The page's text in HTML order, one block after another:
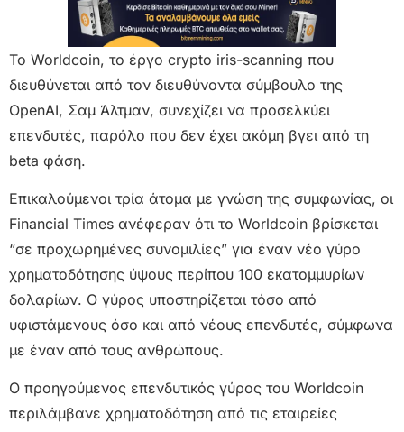
Το Worldcoin, το έργο crypto iris-scanning που
διευθύνεται από τον διευθύνοντα σύμβουλο της
OpenAI, Σαμ Άλτμαν, συνεχίζει να προσελκύει
επενδυτές, παρόλο που δεν έχει ακόμη βγει από τη
beta φάση.
Επικαλούμενοι τρία άτομα με γνώση της συμφωνίας, οι
Financial Times ανέφεραν ότι το Worldcoin βρίσκεται
“σε προχωρημένες συνομιλίες” για έναν νέο γύρο
χρηματοδότησης ύψους περίπου 100 εκατομμυρίων
δολαρίων. Ο γύρος υποστηρίζεται τόσο από
υφιστάμενους όσο και από νέους επενδυτές, σύμφωνα
με έναν από τους ανθρώπους.
Ο προηγούμενος επενδυτικός γύρος του Worldcoin
περιλάμβανε χρηματοδότηση από τις εταιρείες